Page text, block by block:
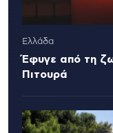
Ελλάδα
Έφυγε από τη
Πιτουρά